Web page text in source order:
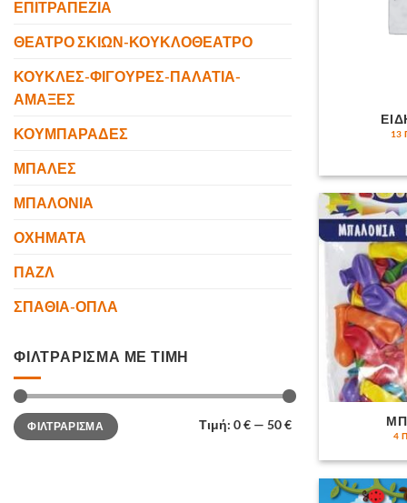
ΕΠΙΤΡΑΠΕΖΙΑ
ΘΕΑΤΡΟ ΣΚΙΩΝ-ΚΟΥΚΛΟΘΕΑΤΡΟ
ΚΟΥΚΛΕΣ-ΦΙΓΟΥΡΕΣ-ΠΑΛΑΤΙΑ-
ΑΜΑΞΕΣ
ΚΟΥΜΠΑΡΑΔΕΣ
ΜΠΑΛΕΣ
ΜΠΑΛΟΝΙΑ
ΟΧΗΜΑΤΑ
ΠΑΖΛ
ΣΠΑΘΙΑ-ΟΠΛΑ
ΦΙΛΤΡΆΡΙΣΜΑ ΜΕ ΤΙΜΉ
Ελάχιστη
τιμή
Μέγιστη
τιμήΦΙΛΤΡΆΡΙΣΜΑ Τιμή: 0 € — 50 €
13
4